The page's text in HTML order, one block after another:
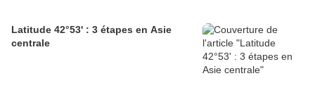
Latitude 42°53' : 3 étapes en Asie
centrale